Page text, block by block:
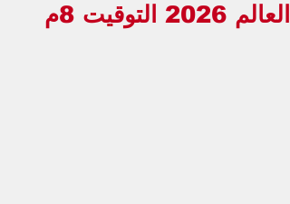
العالم 2026 التوقيت 8م